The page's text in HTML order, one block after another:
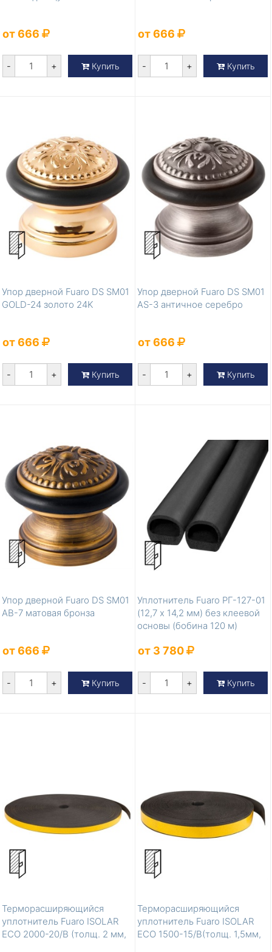
от 666
- + Купить
от 666
- + Купить
Упор дверной Fuaro DS SM01
GOLD-24 золото 24K
от 666
- + Купить
Упор дверной Fuaro DS SM01
AS-3 античное серебро
от 666
- + Купить
Упор дверной Fuaro DS SM01
AB-7 матовая бронза
от 666
- + Купить
Уплотнитель Fuaro РГ-127-01
(12,7 х 14,2 мм) без клеевой
основы (бобина 120 м)
от 3 780
- + Купить
Терморасширяющийся
уплотнитель Fuaro ISOLAR
ECO 2000-20/B (толщ. 2 мм,
Терморасширяющийся
уплотнитель Fuaro ISOLAR
ECO 1500-15/B(толщ. 1,5мм,